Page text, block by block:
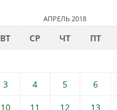
АПРЕЛЬ 2018
ВТ СР ЧТ ПТ
3 4 5 6
10 11 12 13